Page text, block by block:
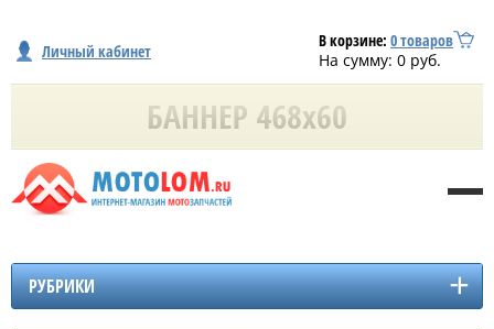
Личный кабинет В корзине: 0товаров
На сумму: 0 руб.
РУБРИКИ